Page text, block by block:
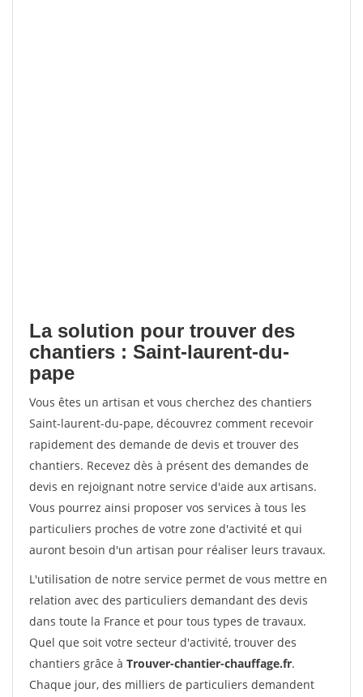
La solution pour trouver des
chantiers : Saint-laurent-du-
pape
Vous êtes un artisan et vous cherchez des chantiers
Saint-laurent-du-pape, découvrez comment recevoir
rapidement des demande de devis et trouver des
chantiers. Recevez dès à présent des demandes de
devis en rejoignant notre service d'aide aux artisans.
Vous pourrez ainsi proposer vos services à tous les
particuliers proches de votre zone d'activité et qui
auront besoin d'un artisan pour réaliser leurs travaux.
L'utilisation de notre service permet de vous mettre en
relation avec des particuliers demandant des devis
dans toute la France et pour tous types de travaux.
Quel que soit votre secteur d'activité, trouver des
chantiers grâce à Trouver-chantier-chauffage.fr.
Chaque jour, des milliers de particuliers demandent